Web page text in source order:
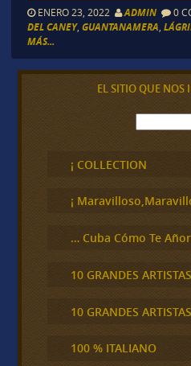
ENERO 23, 2022 ADMIN 0
DEL CANEY, GUANTANAMERA
MÁS...
EL SITIO QUE NOS
B
u
c
a
¡ COLLECTION
¡
… Cuba Cómo Te
10 GRANDES
10 GRANDES
100 % ITALIANO